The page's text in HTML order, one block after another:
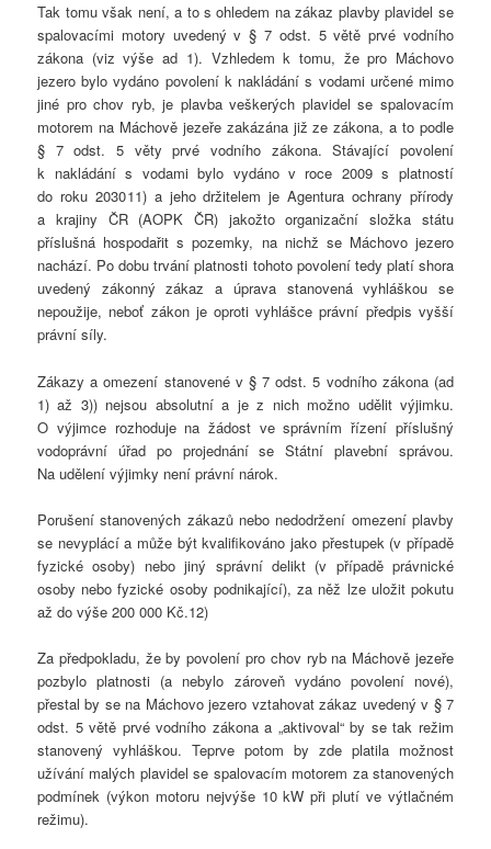
Tak tomu však není, a to s ohledem na zákaz plavby plavidel se
spalovacími motory uvedený v § 7 odst. 5 větě prvé vodního
zákona (viz výše ad 1). Vzhledem k tomu, že pro Máchovo
jezero bylo vydáno povolení k nakládání s vodami určené mimo
jiné pro chov ryb, je plavba veškerých plavidel se spalovacím
motorem na Máchově jezeře zakázána již ze zákona, a to podle
§ 7 odst. 5 věty prvé vodního zákona. Stávající povolení
k nakládání s vodami bylo vydáno v roce 2009 s platností
do roku 2030 11) a jeho držitelem je Agentura ochrany přírody
a krajiny ČR (AOPK ČR) jakožto organizační složka státu
příslušná hospodařit s pozemky, na nichž se Máchovo jezero
nachází. Po dobu trvání platnosti tohoto povolení tedy platí shora
uvedený zákonný zákaz a úprava stanovená vyhláškou se
nepoužije, neboť zákon je oproti vyhlášce právní předpis vyšší
právní síly.
Zákazy a omezení stanovené v § 7 odst. 5 vodního zákona (ad
1) až 3)) nejsou absolutní a je z nich možno udělit výjimku.
O výjimce rozhoduje na žádost ve správním řízení příslušný
vodoprávní úřad po projednání se Státní plavební správou.
Na udělení výjimky není právní nárok.
Porušení stanovených zákazů nebo nedodržení omezení plavby
se nevyplácí a může být kvalifikováno jako přestupek (v případě
fyzické osoby) nebo jiný správní delikt (v případě právnické
osoby nebo fyzické osoby podnikající), za něž lze uložit pokutu
až do výše 200 000 Kč.12)
Za předpokladu, že by povolení pro chov ryb na Máchově jezeře
pozbylo platnosti (a nebylo zároveň vydáno povolení nové),
přestal by se na Máchovo jezero vztahovat zákaz uvedený v § 7
odst. 5 větě prvé vodního zákona a „aktivoval“ by se tak režim
stanovený vyhláškou. Teprve potom by zde platila možnost
užívání malých plavidel se spalovacím motorem za stanovených
podmínek (výkon motoru nejvýše 10 kW při plutí ve výtlačném
režimu).